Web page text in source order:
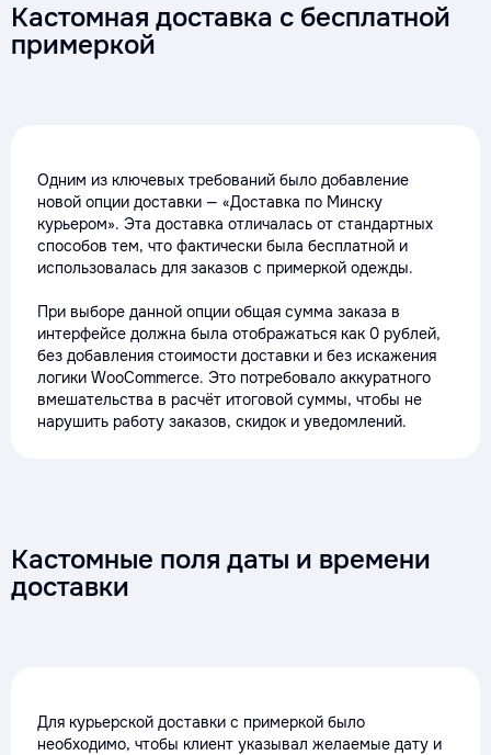
Кастомная доставка с бесплатной
примеркой
Одним из ключевых требований было добавление
новой опции доставки — «Доставка по Минску
курьером». Эта доставка отличалась от стандартных
способов тем, что фактически была бесплатной и
использовалась для заказов с примеркой одежды.
При выборе данной опции общая сумма заказа в
интерфейсе должна была отображаться как 0 рублей,
без добавления стоимости доставки и без искажения
логики WooCommerce. Это потребовало аккуратного
вмешательства в расчёт итоговой суммы, чтобы не
нарушить работу заказов, скидок и уведомлений.
Кастомные поля даты и времени
доставки
Для курьерской доставки с примеркой было
необходимо, чтобы клиент указывал желаемые дату и